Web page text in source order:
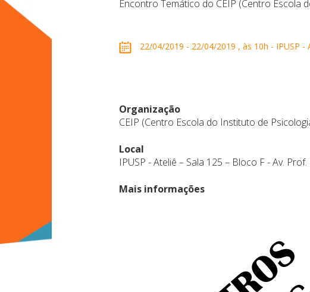
Encontro Temático do CEIP (Centro Escola
22/04/2019 - 22/04/2019 , às 10h - IPUSP
Organização
CEIP (Centro Escola do Instituto de
Local
IPUSP - Ateliê – Sala 125 – Bloco F - Av.
Mais informações